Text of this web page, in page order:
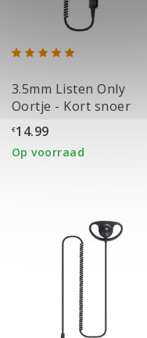
3.5mm Listen Only
Oortje - Kort snoer
€14.99
Op voorraad